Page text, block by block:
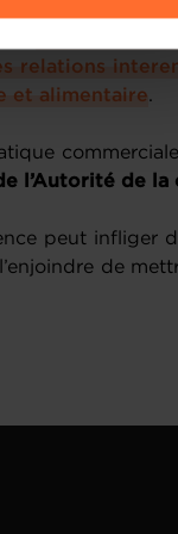
des
directive
relations
et alimentaire.
l’Autorité de la
peut infliger
de